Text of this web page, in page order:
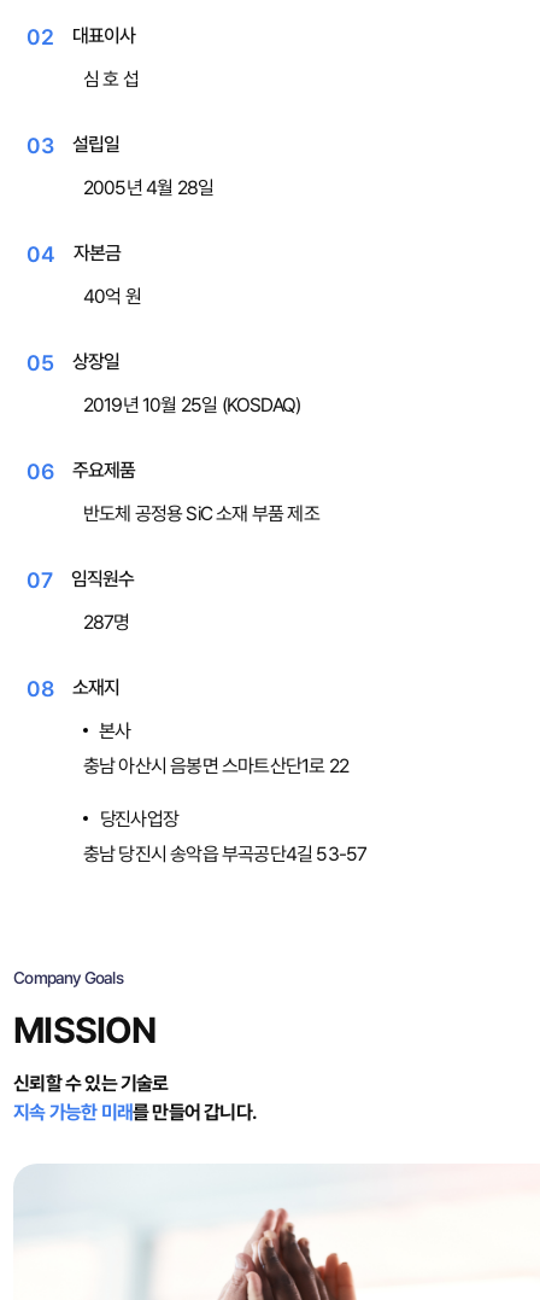
02
대표이사
심 호 섭
03
설립일
2005년 4월 28일
04
자본금
40억 원
05
상장일
2019년 10월 25일 (KOSDAQ)
06
주요제품
반도체 공정용 SiC 소재 부품 제조
07
임직원수
287명
08
소재지
본사
충남 아산시 음봉면 스마트산단1로 22
당진사업장
충남 당진시 송악읍 부곡공단4길 53-57
Company Goals
MISSION
신뢰할 수 있는 기술로
지속 가능한 미래를 만들어 갑니다.